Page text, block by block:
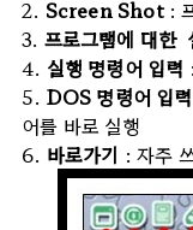
2. Screen Shot:
3. 프로그램에 대한
4. 실행 명령어 입력
5. DOS 명령어 입력
어를 바로 실행
6. 바로가기 : 자주